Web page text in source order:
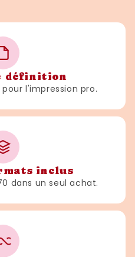
définition
l'impression pro.
inclus
dans un seul achat.